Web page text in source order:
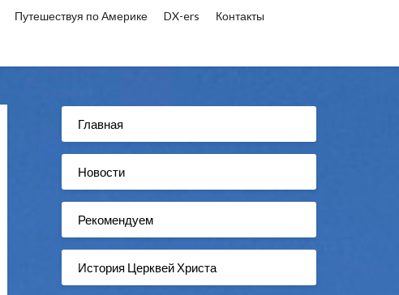
Путешествуя по Америке DX-ers Контакты
Главная
Новости
Рекомендуем
История Церквей Христа